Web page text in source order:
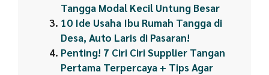
Tangga Modal Kecil Untung Besar
10 Ide Usaha Ibu Rumah Tangga di
Desa, Auto Laris di Pasaran!
Penting! 7 Ciri Ciri Supplier Tangan
Pertama Terpercaya + Tips Agar